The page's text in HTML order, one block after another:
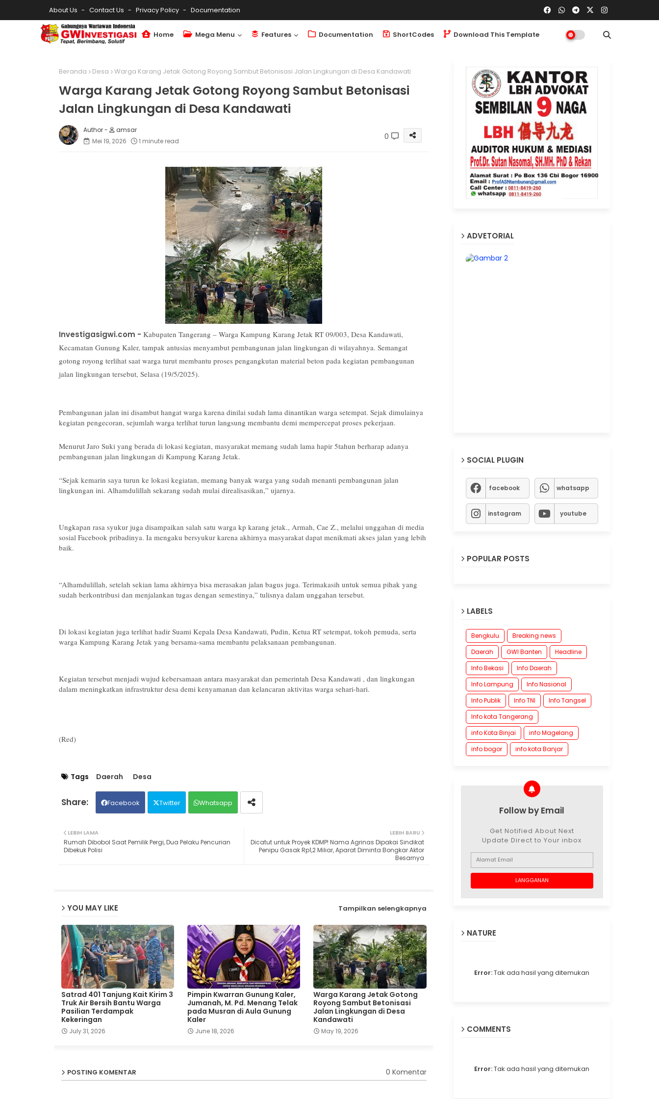
About Us Contact Us Privacy Policy Documentation
Home Mega Menu Features Documentation ShortCodes Download This Template
Beranda Desa Warga Karang Jetak Gotong Royong Sambut Betonisasi Jalan Lingkungan di Desa Kandawati
Warga Karang Jetak Gotong Royong Sambut Betonisasi
Jalan Lingkungan di Desa Kandawati
amsar
Mei 19, 2026
1 minute read 0
Investigasigwi.com - Kabupaten Tangerang – Warga Kampung Karang Jetak RT 09/003, Desa Kandawati,
Kecamatan Gunung Kaler, tampak antusias menyambut pembangunan jalan lingkungan di wilayahnya. Semangat
gotong royong terlihat saat warga turut membantu proses pengangkutan material beton pada kegiatan pembangunan
jalan lingkungan tersebut, Selasa (19/5/2025).
Pembangunan jalan ini disambut hangat warga karena dinilai sudah lama dinantikan warga setempat. Sejak dimulainya
kegiatan pengecoran, sejumlah warga terlihat turun langsung membantu demi mempercepat proses pekerjaan.
Menurut Jaro Suki yang berada di lokasi kegiatan, masyarakat memang sudah lama hapir 5tahun berharap adanya
pembangunan jalan lingkungan di Kampung Karang Jetak.
“Sejak kemarin saya turun ke lokasi kegiatan, memang banyak warga yang sudah menanti pembangunan jalan
lingkungan ini. Alhamdulillah sekarang sudah mulai direalisasikan,” ujarnya.
Ungkapan rasa syukur juga disampaikan salah satu warga kp karang jetak., Armah, Cae Z., melalui unggahan di media
sosial Facebook pribadinya. Ia mengaku bersyukur karena akhirnya masyarakat dapat menikmati akses jalan yang lebih
baik.
“Alhamdulillah, setelah sekian lama akhirnya bisa merasakan jalan bagus juga. Terimakasih untuk semua pihak yang
sudah berkontribusi dan menjalankan tugas dengan semestinya,” tulisnya dalam unggahan tersebut.
Di lokasi kegiatan juga terlihat hadir Suami Kepala Desa Kandawati, Pudin, Ketua RT setempat, tokoh pemuda, serta
warga Kampung Karang Jetak yang bersama-sama membantu pelaksanaan pembangunan.
Kegiatan tersebut menjadi wujud kebersamaan antara masyarakat dan pemerintah Desa Kandawati , dan lingkungan
dalam meningkatkan infrastruktur desa demi kenyamanan dan kelancaran aktivitas warga sehari-hari.
(Red)
Tags Daerah Desa
Facebook Twitter Whatsapp
LEBIH BARU
Dicatut untuk Proyek KDMP! Nama Agrinas Dipakai Sindikat
Penipu Gasak Rp1,2 Miliar, Aparat Diminta Bongkar Aktor
Besarnya
LEBIH LAMA
Rumah Dibobol Saat Pemilik Pergi, Dua Pelaku Pencurian
Dibekuk Polisi
YOU MAY LIKE Tampilkan selengkapnya
Satrad 401 Tanjung Kait Kirim 3
Truk Air Bersih Bantu Warga
Pasilian Terdampak
Kekeringan
July 31, 2026
Pimpin Kwarran Gunung Kaler,
Jumanah, M. Pd. Menang Telak
pada Musran di Aula Gunung
Kaler
June 18, 2026
Warga Karang Jetak Gotong
Royong Sambut Betonisasi
Jalan Lingkungan di Desa
Kandawati
May 19, 2026
POSTING KOMENTAR 0 Komentar
ADVETORIAL
SOCIAL PLUGIN
facebook whatsapp
instagram youtube
POPULAR POSTS
LABELS
Bengkulu
Breaking news
Daerah
GWI Banten
Headline
Info Bekasi
Info Daerah
Info Lampung
Info Nasional
Info Publik
Info TNI
Info Tangsel
Info kota Tangerang
info Kota Binjai
info Magelang
info bogor
info kota Banjar
Follow by Email
Get Notified About Next
Update Direct to Your inbox
NATURE
Error:Tak ada hasil yang ditemukan
COMMENTS
Error:Tak ada hasil yang ditemukan